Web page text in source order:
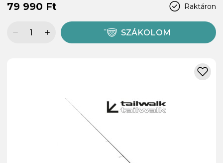
Raktáron
79 990 Ft
SZÁKOLOM